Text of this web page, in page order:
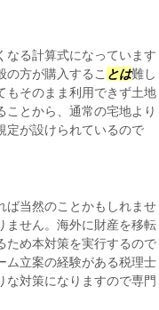
なる計算式になっています
の方が購入するこ とは難し
もそのまま利用できず土地
とから、通常の宅地より
定が設けられているので
ば当然のことかもしれませ
ません。海外に財産を移転
ため本対策を実行するので
ム立案の経験がある税理士
な対策になりますので専門